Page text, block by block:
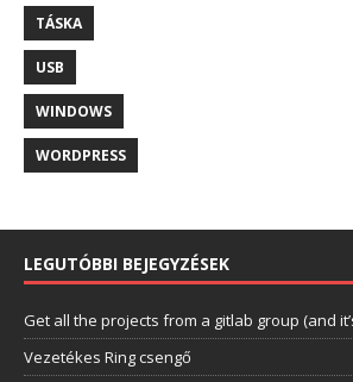
TÁSKA
USB
WINDOWS
WORDPRESS
LEGUTÓBBI BEJEGYZÉSEK
Get all the projects from a gitlab group (and
Vezetékes Ring csengő